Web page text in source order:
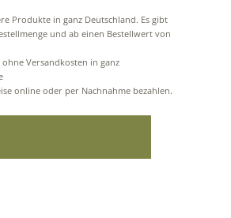
Produkte in ganz Deutschland. Es gibt
und ab einen Bestellwert von
Versandkosten in ganz
online oder per Nachnahme bezahlen.